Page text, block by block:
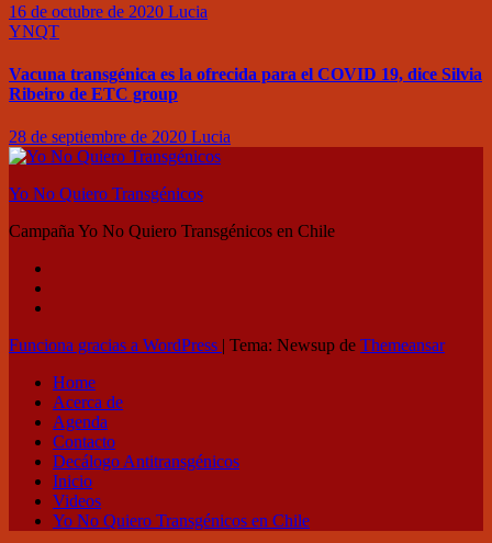
16 de octubre de 2020 Lucia
YNQT
Vacuna transgénica es la ofrecida para el COVID 19, dice Silvia
Ribeiro de ETC group
28 de septiembre de 2020 Lucia
Yo No Quiero Transgénicos
Campaña Yo No Quiero Transgénicos en Chile
Funciona gracias a WordPress | Tema: Newsup de Themeansar
Home
Acerca de
Agenda
Contacto
Decálogo Antitransgénicos
Inicio
Videos
Yo No Quiero Transgénicos en Chile